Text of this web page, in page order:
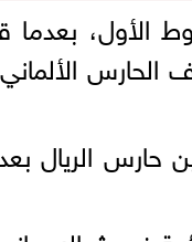
الأول، بعدما
حارس الريال